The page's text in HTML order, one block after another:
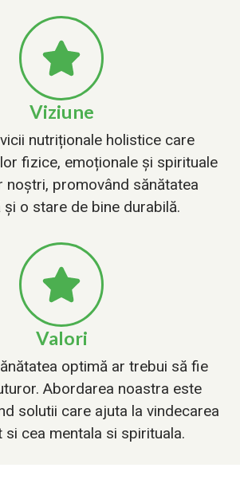
Viziune
nutriționale holistice care
fizice, emoționale și spirituale
noștri, promovând sănătatea
și o stare de bine durabilă.
Valori
optimă ar trebui să fie
Abordarea noastra este
solutii care ajuta la vindecarea
si cea mentala si spirituala.